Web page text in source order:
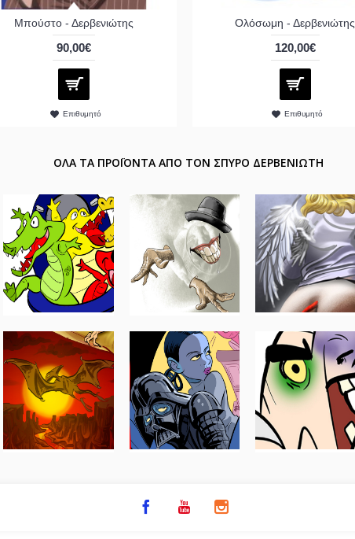
Μπούστο - Δερβενιώτης
90,00€
Επιθυμητό
Ολόσωμη - Δερβενιώτης
120,00€
Επιθυμητό
ΟΛΑ ΤΑ ΠΡΟΪΟΝΤΑ ΑΠΟ ΤΟΝ ΣΠΥΡΟ ΔΕΡΒΕΝΙΩΤΗ